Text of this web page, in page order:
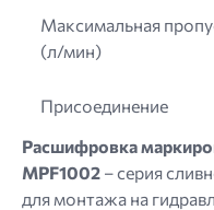
Максимальная
(л/мин)
Присоединение
Расшифровка
MPF1002 – серия
для монтажа на